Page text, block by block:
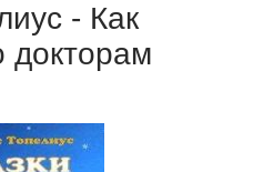
- Как
докторам